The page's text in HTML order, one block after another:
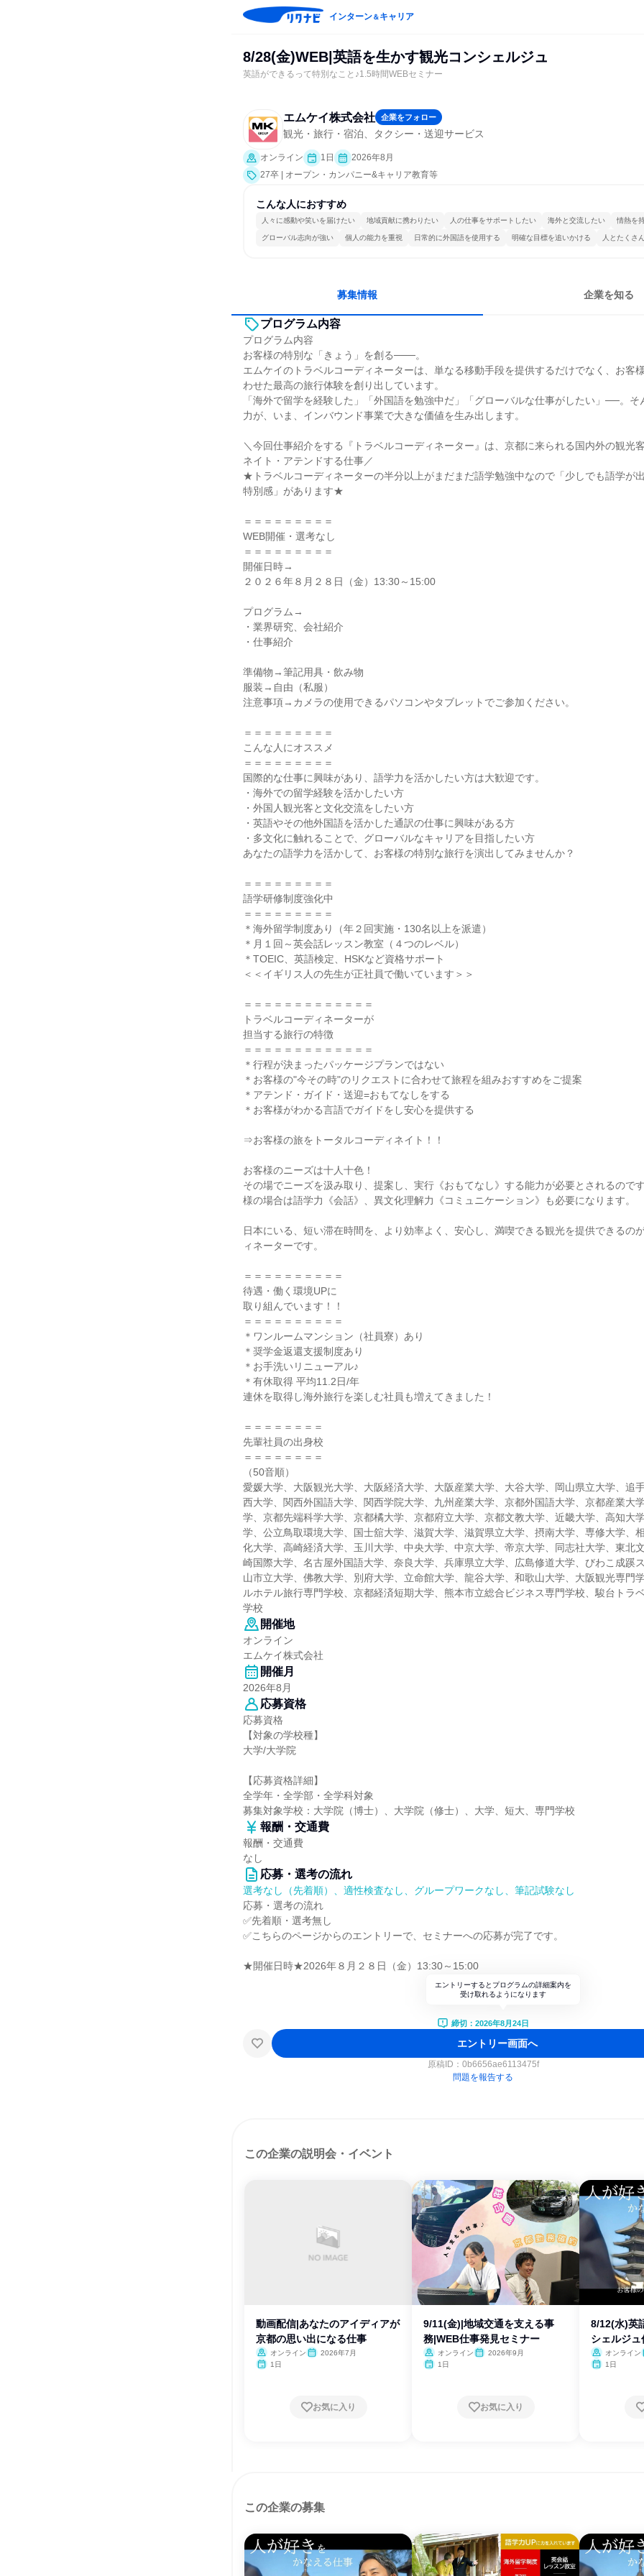
インターン＆キャリア
8/28(金)WEB|英語を生かす観光コンシェルジュ
英語ができるって特別なこと♪1.5時間WEBセミナー
エムケイ株式会社 企業をフォロー
観光・旅行・宿泊、タクシー・送迎サービス
オンライン 1日
2026年8月
27卒 | オープン・カンパニー&キャリア教育等
こんな人におすすめ
人々に感動や笑いを届けたい 地域貢献に携わりたい 人の仕事をサポートしたい 海外と交流したい 情熱を
グローバル志向が強い 個人の能力を重視 日常的に外国語を使用する 明確な目標を追いかける 人とたくさ
募集情報 企業を知る
プログラム内容
プログラム内容
お客様の特別な「きょう」を創る───。
エムケイのトラベルコーディネーターは、単なる移動手段を提供するだけでなく、お客
わせた最高の旅行体験を創り出しています。
「海外で留学を経験した」「外国語を勉強中だ」「グローバルな仕事がしたい」──。そ
力が、いま、インバウンド事業で大きな価値を生み出します。
＼今回仕事紹介をする『トラベルコーディネーター』は、京都に来られる国内外の観光
ネイト・アテンドする仕事／
★トラベルコーディネーターの半分以上がまだまだ語学勉強中なので「少しでも語学が
特別感」があります★
＝＝＝＝＝＝＝＝＝
WEB開催・選考なし
＝＝＝＝＝＝＝＝＝
開催日時→
２０２６年８月２８日（金）13:30～15:00
プログラム→
・業界研究、会社紹介
・仕事紹介
準備物→筆記用具・飲み物
服装→自由（私服）
注意事項→カメラの使用できるパソコンやタブレットでご参加ください。
＝＝＝＝＝＝＝＝＝
こんな人にオススメ
＝＝＝＝＝＝＝＝＝
国際的な仕事に興味があり、語学力を活かしたい方は大歓迎です。
・海外での留学経験を活かしたい方
・外国人観光客と文化交流をしたい方
・英語やその他外国語を活かした通訳の仕事に興味がある方
・多文化に触れることで、グローバルなキャリアを目指したい方
あなたの語学力を活かして、お客様の特別な旅行を演出してみませんか？
＝＝＝＝＝＝＝＝＝
語学研修制度強化中
＝＝＝＝＝＝＝＝＝
＊海外留学制度あり（年２回実施・130名以上を派遣）
＊月１回～英会話レッスン教室（４つのレベル）
＊TOEIC、英語検定、HSKなど資格サポート
＜＜イギリス人の先生が正社員で働いています＞＞
＝＝＝＝＝＝＝＝＝＝＝＝＝
トラベルコーディネーターが
担当する旅行の特徴
＝＝＝＝＝＝＝＝＝＝＝＝＝
＊行程が決まったパッケージプランではない
＊お客様の"今その時"のリクエストに合わせて旅程を組みおすすめをご提案
＊アテンド・ガイド・送迎=おもてなしをする
＊お客様がわかる言語でガイドをし安心を提供する
⇒お客様の旅をトータルコーディネイト！！
お客様のニーズは十人十色！
その場でニーズを汲み取り、提案し、実行《おもてなし》する能力が必要とされるので
様の場合は語学力《会話》、異文化理解力《コミュニケーション》も必要になります。
日本にいる、短い滞在時間を、より効率よく、安心し、満喫できる観光を提供できるの
ィネーターです。
＝＝＝＝＝＝＝＝＝＝
待遇・働く環境UPに
取り組んでいます！！
＝＝＝＝＝＝＝＝＝＝
＊ワンルームマンション（社員寮）あり
＊奨学金返還支援制度あり
＊お手洗いリニューアル♪
＊有休取得 平均11.2日/年
連休を取得し海外旅行を楽しむ社員も増えてきました！
＝＝＝＝＝＝＝＝
先輩社員の出身校
＝＝＝＝＝＝＝＝
（50音順）
愛媛大学、大阪観光大学、大阪経済大学、大阪産業大学、大谷大学、岡山県立大学、追
西大学、関西外国語大学、関西学院大学、九州産業大学、京都外国語大学、京都産業大
学、京都先端科学大学、京都橘大学、京都府立大学、京都文教大学、近畿大学、高知大
学、公立鳥取環境大学、国士舘大学、滋賀大学、滋賀県立大学、摂南大学、専修大学、
化大学、高崎経済大学、玉川大学、中央大学、中京大学、帝京大学、同志社大学、東北
崎国際大学、名古屋外国語大学、奈良大学、兵庫県立大学、広島修道大学、びわこ成蹊
山市立大学、佛教大学、別府大学、立命館大学、龍谷大学、和歌山大学、大阪観光専門
ルホテル旅行専門学校、京都経済短期大学、熊本市立総合ビジネス専門学校、駿台トラ
学校
開催地
オンライン
エムケイ株式会社
開催月
2026年8月
応募資格
応募資格
【対象の学校種】
大学/大学院
【応募資格詳細】
全学年・全学部・全学科対象
募集対象学校：大学院（博士）、大学院（修士）、大学、短大、専門学校
報酬・交通費
報酬・交通費
なし
応募・選考の流れ
選考なし（先着順）、適性検査なし、グループワークなし、筆記試験なし
応募・選考の流れ
✅先着順・選考無し
✅こちらのページからのエントリーで、セミナーへの応募が完了です。
★開催日時★2026年８月２８日（金）13:30～15:00
エントリーするとプログラムの詳細案内を
受け取れるようになります
締切：2026年8月24日
エントリー画面へ
原稿ID： 0b6656ae6113475f
問題を報告する
この企業の説明会・イベント
動画配信|あなたのアイディアが
京都の思い出になる仕事
オンライン
2026年7月
1日
お気に入り
9/11(金)|地域交通を支える事
務|WEB仕事発見セミナー
オンライン
2026年9月
1日
お気に入り
8/12(水)英
シェルジ
オンライン
1日
この企業の募集